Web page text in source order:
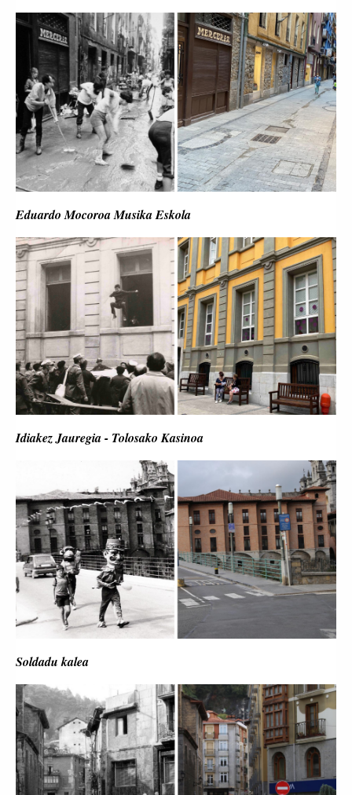
Eduardo Mocoroa Musika Eskola
Idiakez Jauregia - Tolosako Kasinoa
Soldadu kalea